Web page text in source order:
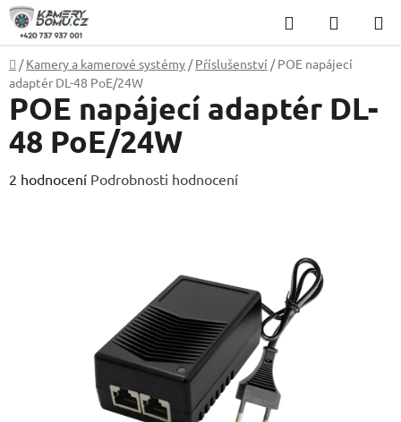
Přejít
obsah
Hledat
KOŠÍK
Domů
/ Kamery a kamerové systémy / Příslušenství / POE napájecí
adaptér DL-48 PoE/24W
POE napájecí adaptér DL-
48 PoE/24W
Průměrné
2 hodnocení Podrobnosti hodnocení